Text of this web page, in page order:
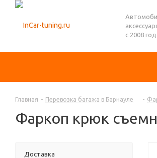
с 2008
Главная - Перевозка багажа в Барнауле -
Фаркоп крюк
Доставка